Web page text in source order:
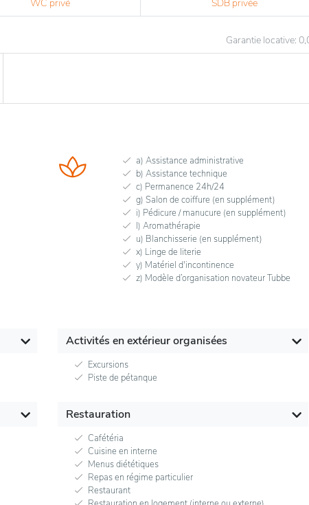
WC privé SDB privée
Garantie locative:
a) Assistance administrative
b) Assistance technique
c) Permanence 24h/24
g) Salon de coiffure (en supplément)
i) Pédicure / manucure (en supplément)
l) Aromathérapie
u) Blanchisserie (en supplément)
x) Linge de literie
y) Matériel d'incontinence
z) Modèle d’organisation novateur Tubbe
Activités en extérieur organisées
Excursions
Piste de pétanque
Restauration
Cafétéria
Cuisine en interne
Menus diététiques
Repas en régime particulier
Restaurant